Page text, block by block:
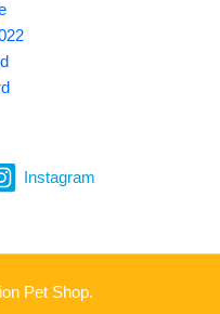
Instagram
Pet Shop.